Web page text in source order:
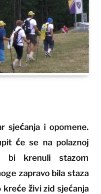
sjećanja i opomene.
će se na polaznoj
bi krenuli stazom
zapravo bila staza
živi zid sjećanja